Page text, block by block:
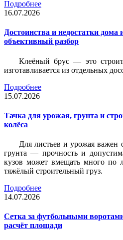
Подробнее
16.07.2026
Достоинства и недостатки дома
объективный разбор
Клеёный брус — это
изготавливается из отдельных
Подробнее
15.07.2026
Тачка для урожая, грунта и
колёса
Для листьев и урожая важен
грунта — прочность и
кузов может вмещать много по
тяжёлый строительный груз.
Подробнее
14.07.2026
Сетка за футбольными
расчёт площади